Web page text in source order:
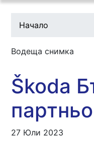
Начало
Водеща снимка
Škoda
27 Юли 2023